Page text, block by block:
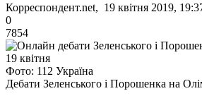
Корреспондент.net, 19 квітня 2019,
0
7854
Фото: 112 Україна
Дебати Зеленського і Порошенка на